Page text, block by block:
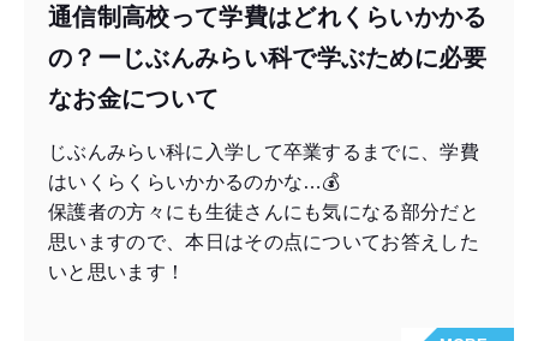
通信制高校って学費はどれくらいかかる
の？ーじぶんみらい科で学ぶために必要
なお金について
じぶんみらい科に入学して卒業するまでに、学費
はいくらくらいかかるのかな…💰
保護者の方々にも生徒さんにも気になる部分だと
思いますので、本日はその点についてお答えした
いと思います！